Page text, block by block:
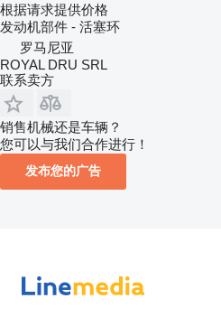
根据请求提供价格
发动机部件 - 活塞环
罗马尼亚
ROYAL DRU SRL
联系卖方
销售机械还是车辆？
您可以与我们合作进行！
发布您的广告